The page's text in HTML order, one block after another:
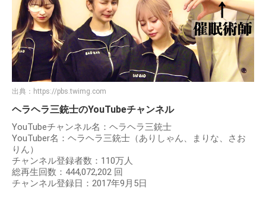
出典： https://pbs.twimg.com
ヘラヘラ三銃士のYouTubeチャンネル
YouTubeチャンネル名：ヘラヘラ三銃士
YouTuber名：ヘラヘラ三銃士（ありしゃん、まりな、さお
りん）
チャンネル登録者数：110万人
総再生回数：444,072,202 回
チャンネル登録日：2017年9月5日